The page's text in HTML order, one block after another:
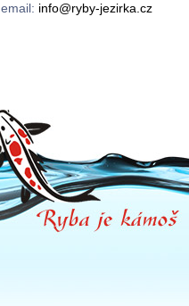
email: info@ryby-jezirka.cz